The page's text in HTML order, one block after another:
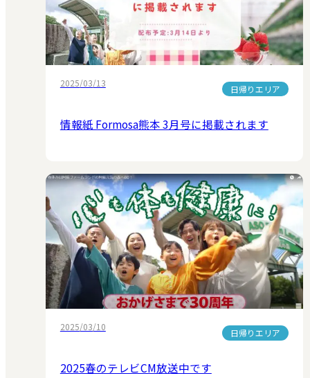
2025/03/13
日帰りエリア
情報紙 Formosa熊本 3月号に掲載されます
2025/03/10
日帰りエリア
2025春のテレビCM放送中です